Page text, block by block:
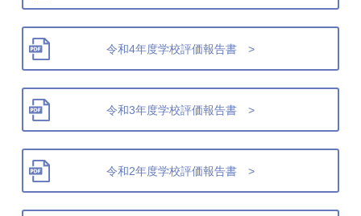
令和4年度学校評価報告書 >
令和3年度学校評価報告書 >
令和2年度学校評価報告書 >